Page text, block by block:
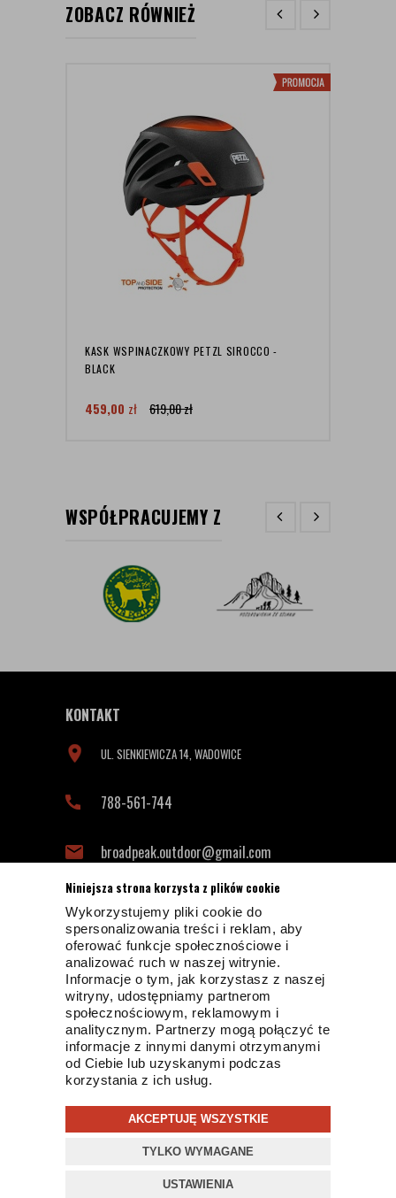
Niniejsza strona korzysta z plików cookie
Wykorzystujemy pliki cookie do
spersonalizowania treści i reklam, aby
oferować funkcje społecznościowe i
analizować ruch w naszej witrynie.
Informacje o tym, jak korzystasz z naszej
witryny, udostępniamy partnerom
społecznościowym, reklamowym i
analitycznym. Partnerzy mogą połączyć te
informacje z innymi danymi otrzymanymi
od Ciebie lub uzyskanymi podczas
korzystania z ich usług.
AKCEPTUJĘ WSZYSTKIE
TYLKO WYMAGANE
USTAWIENIA
ZOBACZ RÓWNIEŻ
KASK WSPINACZKOWY PETZL SIROCCO -
BLACK
459,00 zł 619,00zł
WSPÓŁPRACUJEMY Z
KONTAKT
UL. SIENKIEWICZA 14, WADOWICE
788-561-744
broadpeak.outdoor@gmail.com
INFORMACJE KONTAKTOWE
© 2019 BROADPEAK OUTDOOR
PROJEKT I OPROGRAMOWANIE SKLEPU:
Polityką Plików CookiesMożesz określić